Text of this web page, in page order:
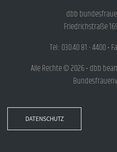
dbb
Friedrichstraße
Tel.: 030.40 81 - 4400 •
Alle Rechte © 2026 • dbb
DATENSCHUTZ